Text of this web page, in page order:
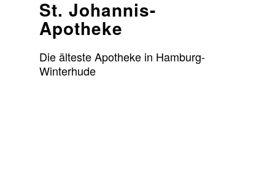
St. Johannis-
Apotheke
Die älteste Apotheke in Hamburg-
Winterhude